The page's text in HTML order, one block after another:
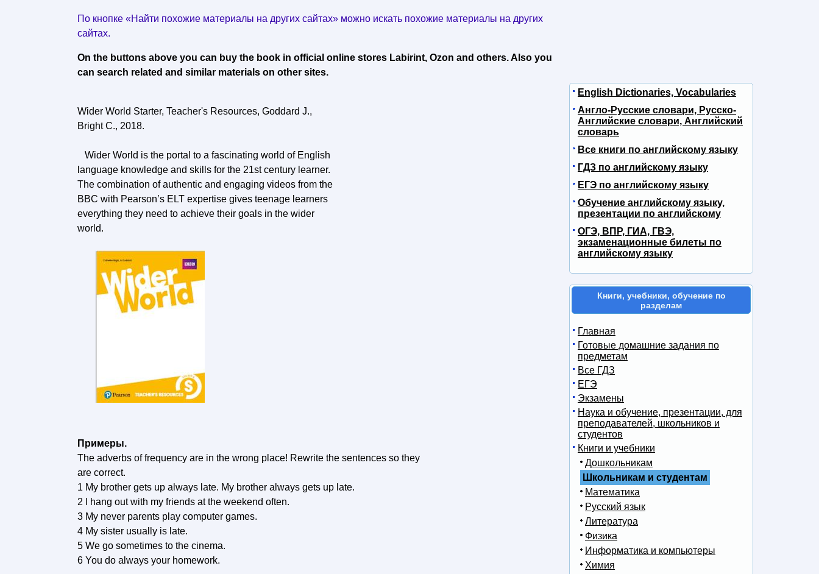
По кнопке «Найти похожие материалы на других сайтах» можно искать похожие материалы на других
сайтах.
On the buttons above you can buy the book in official online stores Labirint, Ozon and others. Also you
can search related and similar materials on other sites.
Wider World Starter, Teacher's Resources, Goddard J.,
Bright C., 2018.
Wider World is the portal to a fascinating world of English
language knowledge and skills for the 21st century learner.
The combination of authentic and engaging videos from the
BBC with Pearson’s ELT expertise gives teenage learners
everything they need to achieve their goals in the wider
world.
Примеры.
The adverbs of frequency are in the wrong place! Rewrite the sentences so they
are correct.
1 My brother gets up always late. My brother always gets up late.
2 I hang out with my friends at the weekend often.
3 My never parents play computer games.
4 My sister usually is late.
5 We go sometimes to the cinema.
6 You do always your homework.
English Dictionaries, Vocabularies
Англо-Русские словари, Русско-
Английские словари, Английский
словарь
Все книги по английскому языку
ГДЗ по английскому языку
ЕГЭ по английскому языку
Обучение английскому языку,
презентации по английскому
ОГЭ, ВПР, ГИА, ГВЭ,
экзаменационные билеты по
английскому языку
Книги, учебники, обучение по
разделам
Главная
Готовые домашние задания по
предметам
Все ГДЗ
ЕГЭ
Экзамены
Наука и обучение, презентации, для
преподавателей, школьников и
студентов
Книги и учебники
Дошкольникам
Школьникам и студентам
Математика
Русский язык
Литература
Физика
Информатика и компьютеры
Химия